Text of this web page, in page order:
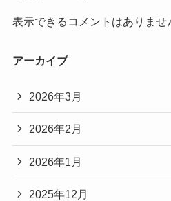
表示できるコメントはありませ
アーカイブ
2026年3月
2026年2月
2026年1月
2025年12月